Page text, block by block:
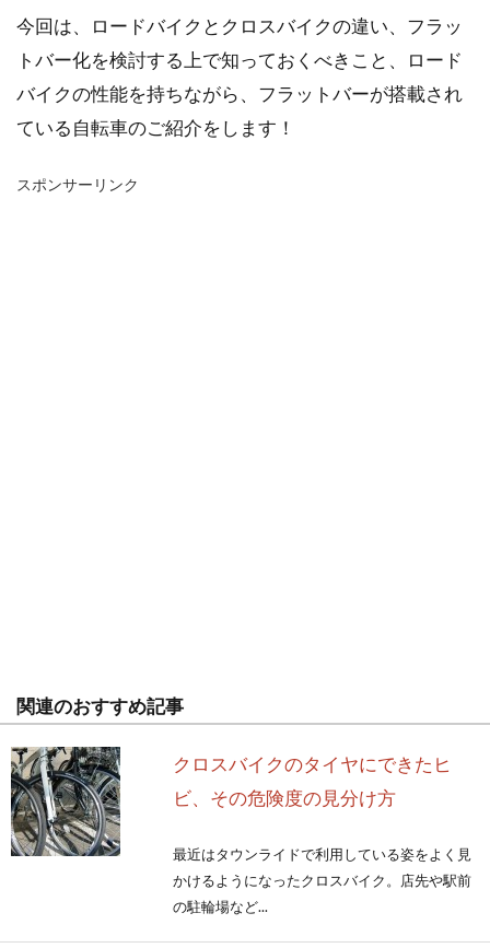
今回は、ロードバイクとクロスバイクの違い、フラッ
トバー化を検討する上で知っておくべきこと、ロード
バイクの性能を持ちながら、フラットバーが搭載され
ている自転車のご紹介をします！
スポンサーリンク
関連のおすすめ記事
クロスバイクのタイヤにできたヒ
ビ、その危険度の見分け方
最近はタウンライドで利用している姿をよく見
かけるようになったクロスバイク。店先や駅前
の駐輪場など...